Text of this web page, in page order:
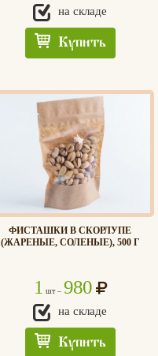
на складе
Купить
ФИСТАШКИ В СКОРЛУПЕ
(ЖАРЕНЫЕ, СОЛЕНЫЕ), 500 Г
1 шт – 980
на складе
Купить